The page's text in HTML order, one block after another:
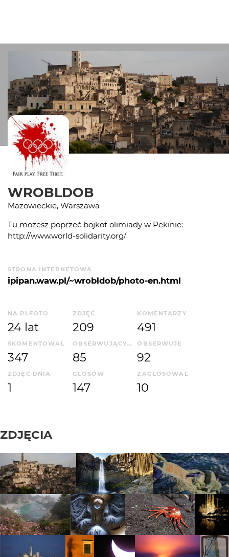
WROBLDOB
Mazowieckie, Warszawa
Tu możesz poprzeć bojkot olimiady w Pekinie:
http://www.world-solidarity.org/
STRONA INTERNETOWA
ipipan.waw.pl/~wrobldob/photo-en.html
NA PLFOTO
24 lat
ZDJĘĆ
209
KOMENTARZY
491
SKOMENTOWAŁ
347
OBSERWUJĄCYCH
85
OBSERWUJE
92
ZDJĘĆ DNIA
1
GŁOSÓW
147
ZAGŁOSOWAŁ
10
ZDJĘCIA